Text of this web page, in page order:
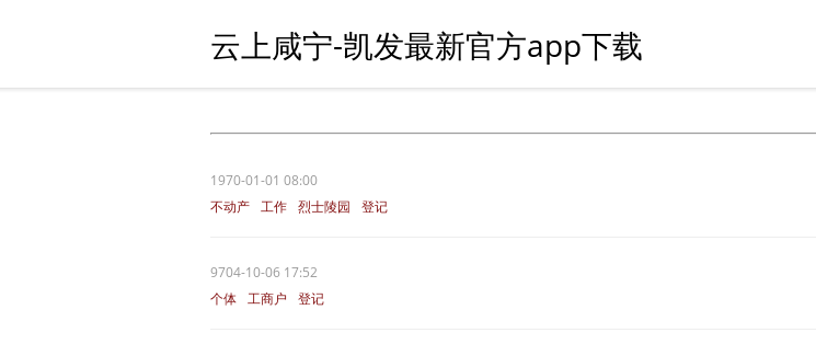
云上咸宁-凯发最新官方app下载
1970-01-01 08:00
不动产 工作 烈士陵园
登记
9704-10-06 17:52
个体 工商户 登记